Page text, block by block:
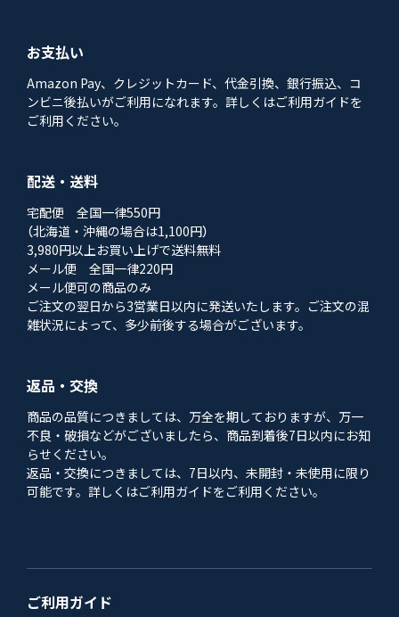
お支払い
Amazon Pay、クレジットカード、代金引換、銀行振込、コ
ンビニ後払いがご利用になれます。詳しくはご利用ガイドを
ご利用ください。
配送・送料
宅配便 全国一律550円
（北海道・沖縄の場合は1,100円）
3,980円以上お買い上げで送料無料
メール便 全国一律220円
メール便可の商品のみ
ご注文の翌日から3営業日以内に発送いたします。ご注文の混
雑状況によって、多少前後する場合がございます。
返品・交換
商品の品質につきましては、万全を期しておりますが、万一
不良・破損などがございましたら、商品到着後7日以内にお知
らせください。
返品・交換につきましては、7日以内、未開封・未使用に限り
可能です。詳しくはご利用ガイドをご利用ください。
ご利用ガイド